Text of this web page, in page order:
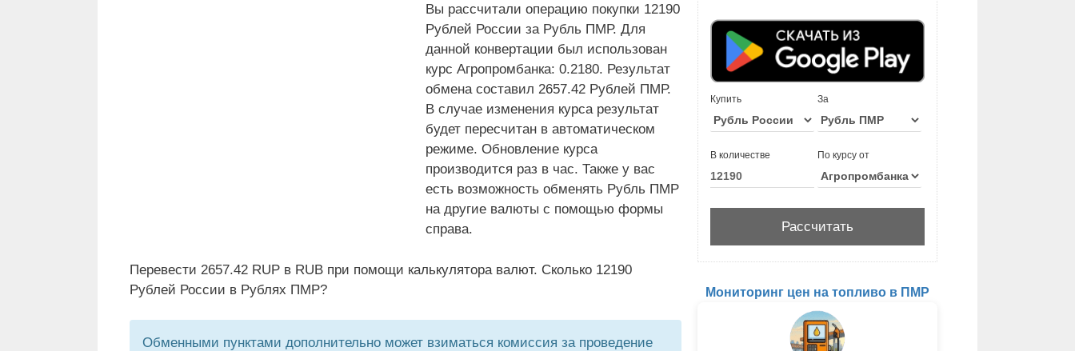
Вы рассчитали операцию покупки 12190
Рублей России за Рубль ПМР. Для
данной конвертации был использован
курс Агропромбанка: 0.2180. Результат
обмена составил 2657.42 Рублей ПМР.
В случае изменения курса результат
будет пересчитан в автоматическом
режиме. Обновление курса
производится раз в час. Также у вас
есть возможность обменять Рубль ПМР
на другие валюты с помощью формы
справа.
Перевести 2657.42 RUP в RUB при помощи калькулятора валют. Сколько 12190
Рублей России в Рублях ПМР?
Обменными пунктами дополнительно может взиматься комиссия за проведение
Купить За
В количестве По курсу от
Мониторинг цен на топливо в ПМР